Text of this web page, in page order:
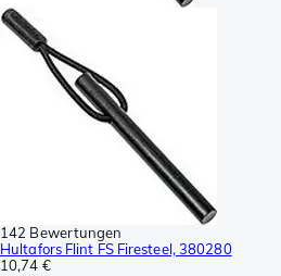
142 Bewertungen
Hultafors Flint FS Firesteel, 380280
10,74 €